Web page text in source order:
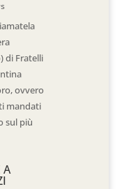
di Fratelli
ovvero
mandati
sul più
A